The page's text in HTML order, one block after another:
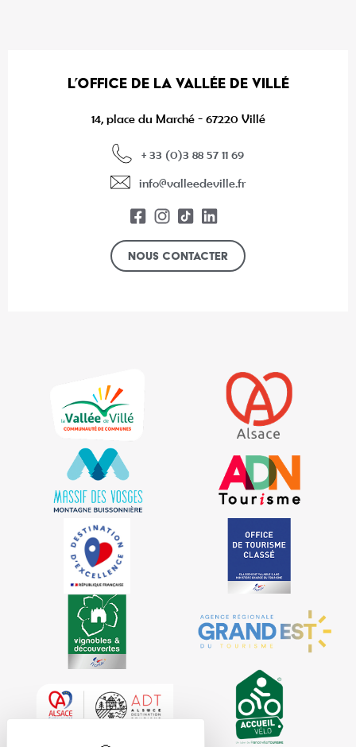
L’OFFICE DE LA VALLÉE DE VILLÉ
14, place du Marché - 67220 Villé
+ 33 (0)3 88 57 11 69
info@valleedeville.fr
Nous contacter